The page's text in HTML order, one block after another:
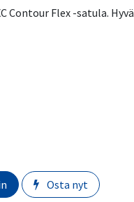
Contour Flex -satula. Hyvä
Osta nyt